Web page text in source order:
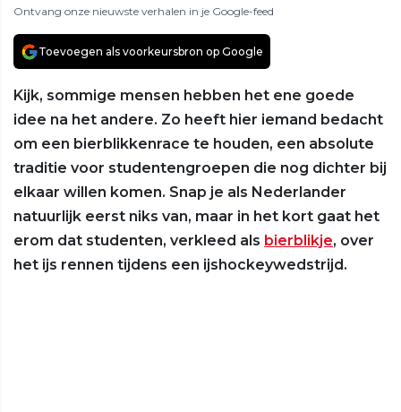
Ontvang onze nieuwste verhalen in je Google-feed
Toevoegen als voorkeursbron op Google
Kijk, sommige mensen hebben het ene goede
idee na het andere. Zo heeft hier iemand bedacht
om een bierblikkenrace te houden, een absolute
traditie voor studentengroepen die nog dichter bij
elkaar willen komen. Snap je als Nederlander
natuurlijk eerst niks van, maar in het kort gaat het
erom dat studenten, verkleed als bierblikje, over
het ijs rennen tijdens een ijshockeywedstrijd.